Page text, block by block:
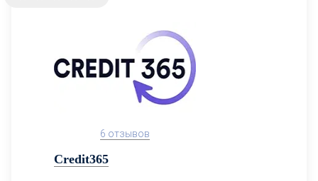
6 отзывов
Credit365